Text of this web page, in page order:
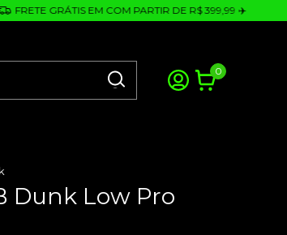
GRÁTIS EM COM PARTIR DE R$ 399,99 ✈️
0
Dunk Low Pro